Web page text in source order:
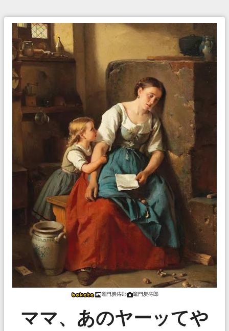
竈門炭痔郎 竈門炭痔郎
ママ、あのヤーッてや